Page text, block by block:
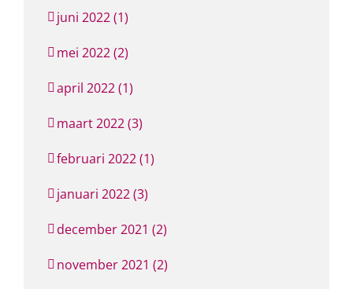
juni 2022 (1)
mei 2022 (2)
april 2022 (1)
maart 2022 (3)
februari 2022 (1)
januari 2022 (3)
december 2021 (2)
november 2021 (2)